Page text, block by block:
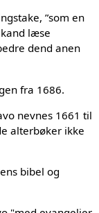
”som en
læse
dend anen
fra 1686.
nevnes 1661 til
alterbøker ikke
bibel og